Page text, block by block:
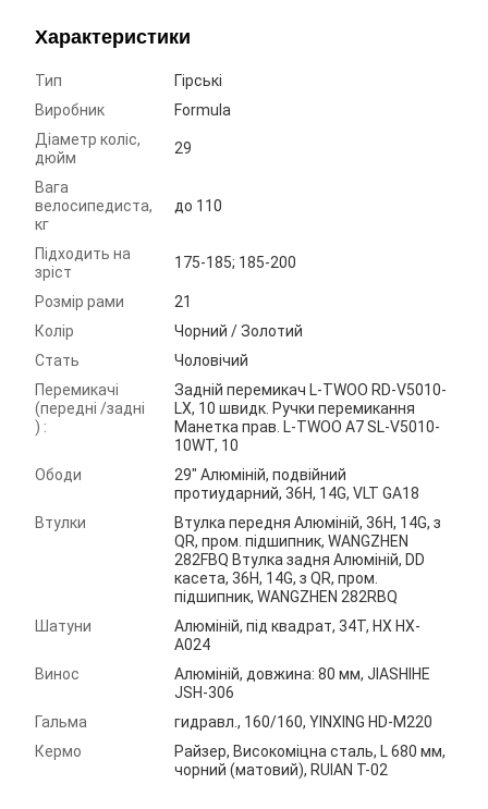
Характеристики
Тип
Гірські
Виробник
Formula
Діаметр коліс,
дюйм
29
Вага
велосипедиста,
кг
до 110
Підходить на
зріст
175-185; 185-200
Розмір рами
21
Колір
Чорний / Золотий
Стать
Чоловічий
Перемикачі
(передні /задні
) :
Задній перемикач L-TWOO RD-V5010-
LX, 10 швидк. Ручки перемикання
Манетка прав. L-TWOO A7 SL-V5010-
10WT, 10
Ободи
29" Алюмiнiй, подвійний
протиударний, 36H, 14G, VLT GA18
Втулки
Втулка передня Алюмiнiй, 36H, 14G, з
QR, пром. підшипник, WANGZHEN
282FBQ Втулка задня Алюмiнiй, DD
касета, 36H, 14G, з QR, пром.
підшипник, WANGZHEN 282RBQ
Шатуни
Алюмiнiй, під квадрат, 34T, HX HX-
A024
Винос
Алюмiнiй, довжина: 80 мм, JIASHIHE
JSH-306
Гальма
гидравл., 160/160, YINXING HD-M220
Кермо
Райзер, Високоміцна сталь, L 680 мм,
чорний (матовий), RUIAN T-02